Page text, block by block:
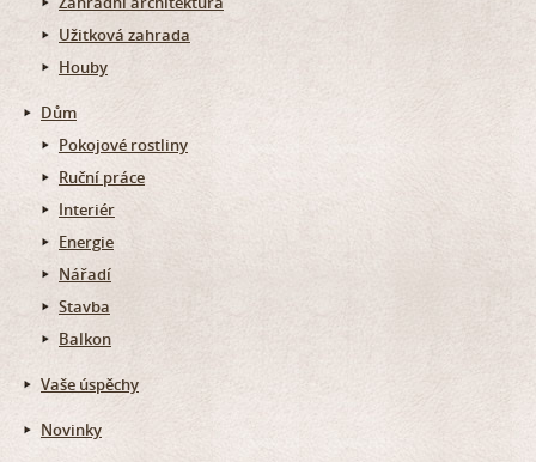
Užitková zahrada
Houby
Dům
Pokojové rostliny
Ruční práce
Interiér
Energie
Nářadí
Stavba
Balkon
Vaše úspěchy
Novinky